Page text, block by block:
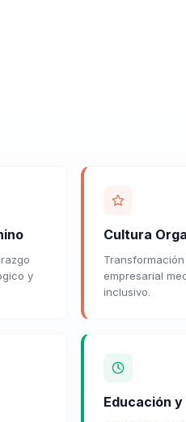
y
Cultura
empresarial
inclusivo.
Educación